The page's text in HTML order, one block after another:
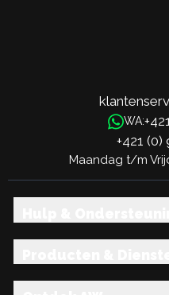
WA:
+421 (0)
Maandag t/m